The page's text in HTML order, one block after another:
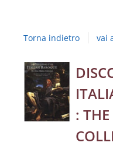
Torna indietro vai
Dettaglio
del
: